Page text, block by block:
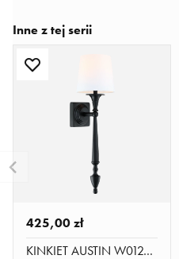
Inne z tej serii
425,00 zł
KINKIET AUSTIN W01296BK-WH